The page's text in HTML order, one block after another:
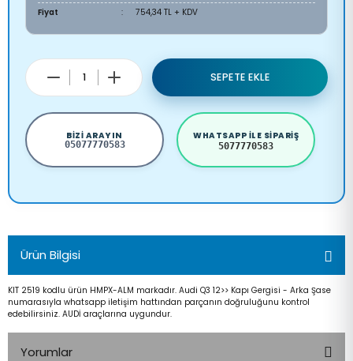
Fiyat
754,34 TL + KDV
SEPETE EKLE
BIZI ARAYIN
05077770583
WHATSAPP ILE SIPARIŞ
5077770583
Ürün Bilgisi
KIT 2519 kodlu ürün HMPX-ALM markadır. Audi Q3 12>> Kapı Gergisi - Arka Şase
numarasıyla whatsapp iletişim hattından parçanın doğruluğunu kontrol
edebilirsiniz. AUDİ araçlarına uygundur.
Yorumlar